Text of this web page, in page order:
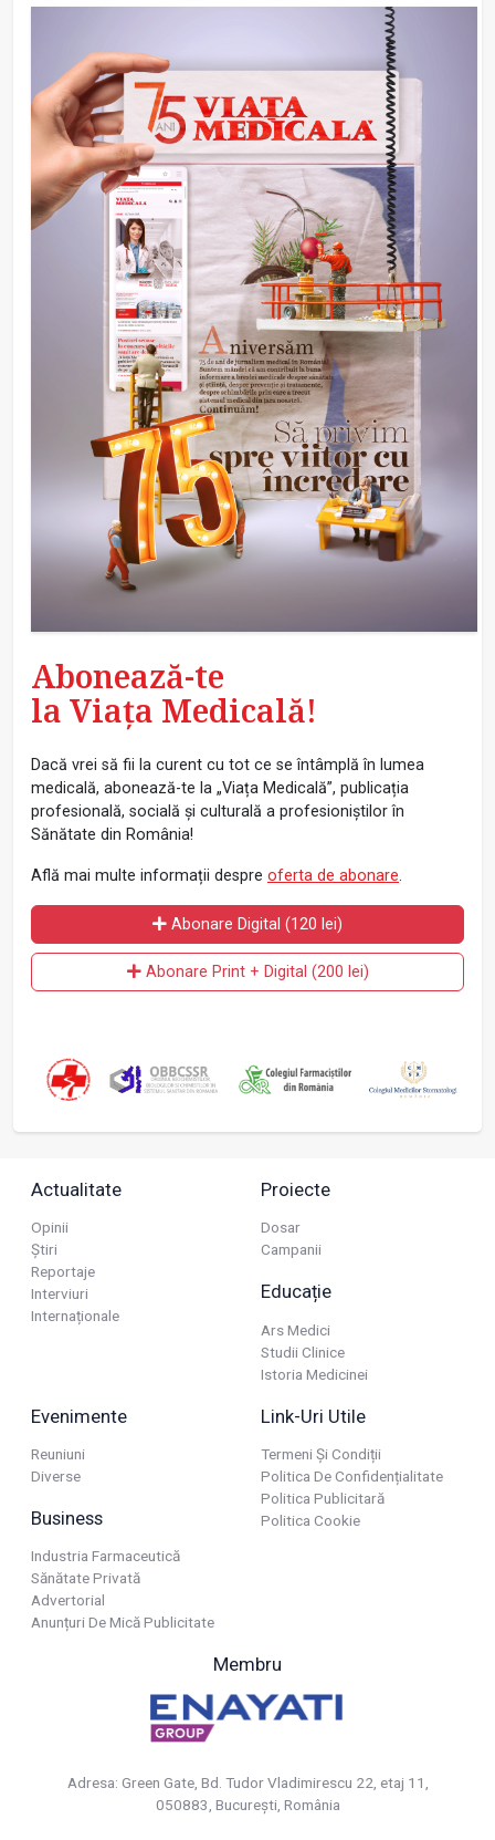
Abonează-te
la Viața Medicală!
Dacă vrei să fii la curent cu tot ce se întâmplă în lumea
medicală, abonează-te la „Viața Medicală”, publicația
profesională, socială și culturală a profesioniștilor în
Sănătate din România!
Află mai multe informații despre oferta de abonare.
Abonare Digital (120 lei)
Abonare Print + Digital (200 lei)
Actualitate
Opinii
Știri
Reportaje
Interviuri
Internaționale
Proiecte
Dosar
Campanii
Educație
Ars Medici
Studii Clinice
Istoria Medicinei
Evenimente
Reuniuni
Diverse
Business
Industria Farmaceutică
Sănătate Privată
Advertorial
Anunțuri De Mică Publicitate
Link-Uri Utile
Termeni Și Condiții
Politica De Confidențialitate
Politica Publicitară
Politica Cookie
Membru
Adresa: Green Gate, Bd. Tudor Vladimirescu 22, etaj 11,
050883, Bucureşti, România